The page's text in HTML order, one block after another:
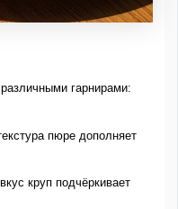
гарнирами:
пюре дополняет
круп подчёркивает